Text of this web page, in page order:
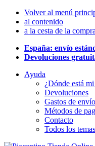
Volver al menú
al contenido
a la cesta de la compra
España: envío
Devoluciones
Ayuda
¿Dónde está
Devoluciones
Gastos de envío
Métodos de
Contacto
Todos los